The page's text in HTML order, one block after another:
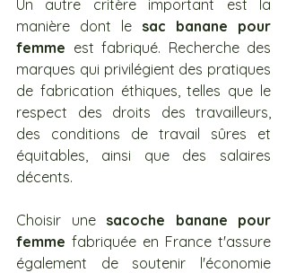
Un autre critère important est la
manière dont le sac banane pour
femme est fabriqué. Recherche des
marques qui privilégient des pratiques
de fabrication éthiques, telles que le
respect des droits des travailleurs,
des conditions de travail sûres et
équitables, ainsi que des salaires
décents.
Choisir une sacoche banane pour
femme fabriquée en France t'assure
également de soutenir l'économie